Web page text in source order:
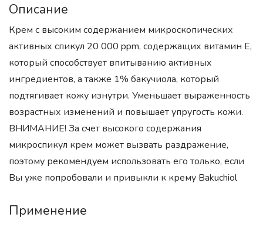
Описание
Крем с высоким содержанием микроскопических
активных спикул 20 000 ppm, содержащих витамин Е,
который способствует впитыванию активных
ингредиентов, а также 1% бакучиола, который
подтягивает кожу изнутри. Уменьшает выраженность
возрастных изменений и повышает упругость кожи.
ВНИМАНИЕ! За счет высокого содержания
микроспикул крем может вызвать раздражение,
поэтому рекомендуем использовать его только, если
Вы уже попробовали и привыкли к крему Bakuchiol
Применение